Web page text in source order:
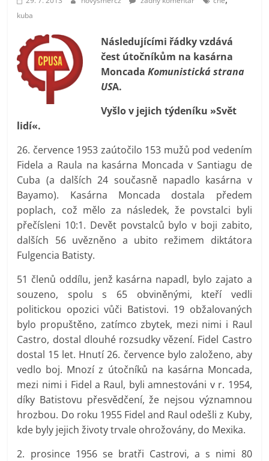
prospívá?
kuba
Následujícími řádky vzdává
čest útočníkům na kasárna
Moncada Komunistická strana
USA.
Vyšlo v jejich týdeníku »Svět
lidí«.
26. července 1953 zaútočilo 153 mužů pod vedením
Fidela a Raula na kasárna Moncada v Santiagu de
Cuba (a dalších 24 současně napadlo kasárna v
Bayamo). Kasárna Moncada dostala předem
poplach, což mělo za následek, že povstalci byli
přečísleni 10:1. Devět povstalců bylo v boji zabito,
dalších 56 uvězněno a ubito režimem diktátora
Fulgencia Batisty.
51 členů oddílu, jenž kasárna napadl, bylo zajato a
souzeno, spolu s 65 obviněnými, kteří vedli
politickou opozici vůči Batistovi. 19 obžalovaných
bylo propuštěno, zatímco zbytek, mezi nimi i Raul
Castro, dostal dlouhé rozsudky vězení. Fidel Castro
dostal 15 let. Hnutí 26. července bylo založeno, aby
vedlo boj. Mnozí z útočníků na kasárna Moncada,
mezi nimi i Fidel a Raul, byli amnestováni v r. 1954,
díky Batistovu přesvědčení, že nejsou významnou
hrozbou. Do roku 1955 Fidel and Raul odešli z Kuby,
kde byly jejich životy trvale ohrožovány, do Mexika.
2. prosince 1956 se bratři Castrovi, a s nimi 80